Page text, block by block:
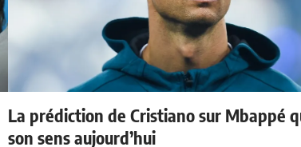
La prédiction de Cristiano sur Mbappé
son sens aujourd’hui